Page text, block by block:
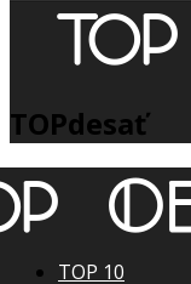
TOPdesať
TOP 10